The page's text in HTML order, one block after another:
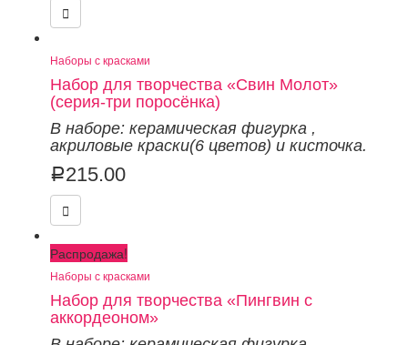
Наборы с красками
Набор для творчества «Свин Молот»
(серия-три поросёнка)
В наборе: керамическая фигурка ,
акриловые краски(6 цветов) и кисточка.
Р215.00
Распродажа!
Наборы с красками
Набор для творчества «Пингвин с
аккордеоном»